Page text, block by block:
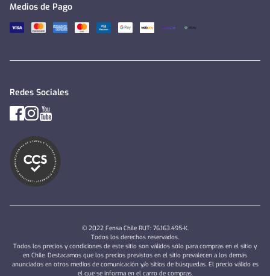
Medios de Pago
Redes Sociales
© 2022 Fensa Chile RUT: 76.163.495-K.
Todos los derechos reservados.
Todos los precios y condiciones de este sitio son válidos sólo para compras en el sitio y
en Chile. Destacamos que los precios previstos en el sitio prevalecen a los demás
anunciados en otros medios de comunicación y/o sitios de búsquedas. El precio válido es
el que se informa en el carro de compras.